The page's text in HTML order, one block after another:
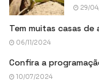
29/
Tem muitas casas de
06/11/2024
Confira a
10/07/2024